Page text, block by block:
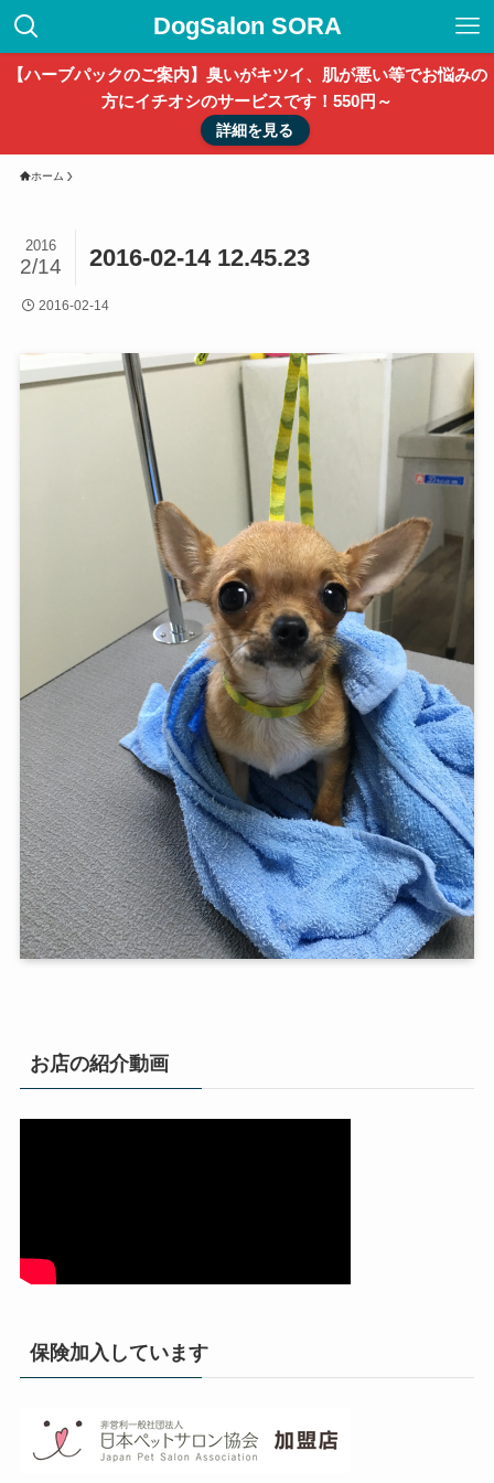
DogSalon SORA
【ハーブパックのご案内】臭いがキツイ、肌が悪い等でお悩みの
方にイチオシのサービスです！550円～
詳細を見る
ホーム
2016-02-14 12.45.23
2016
2/14
2016-02-14
お店の紹介動画
保険加入しています